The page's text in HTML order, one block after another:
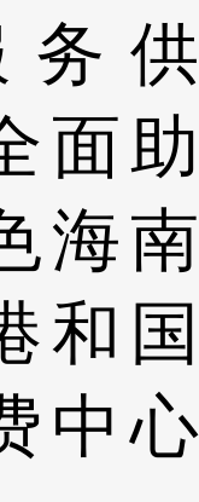
务供
面助
海南
和国
中心